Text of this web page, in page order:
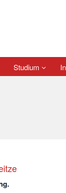
Studium